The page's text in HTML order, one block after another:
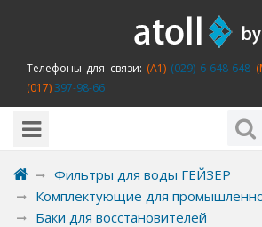
Телефоны для связи: (A1)(029) 6-648-648
(017)397-98-66
Фильтры для воды ГЕЙЗЕР
Комплектующие для
Баки для восстановителей